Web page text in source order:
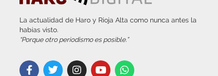
La actualidad de Haro y Rioja Alta como nunca antes la
habías visto.
“Porque otro periodismo es posible.”